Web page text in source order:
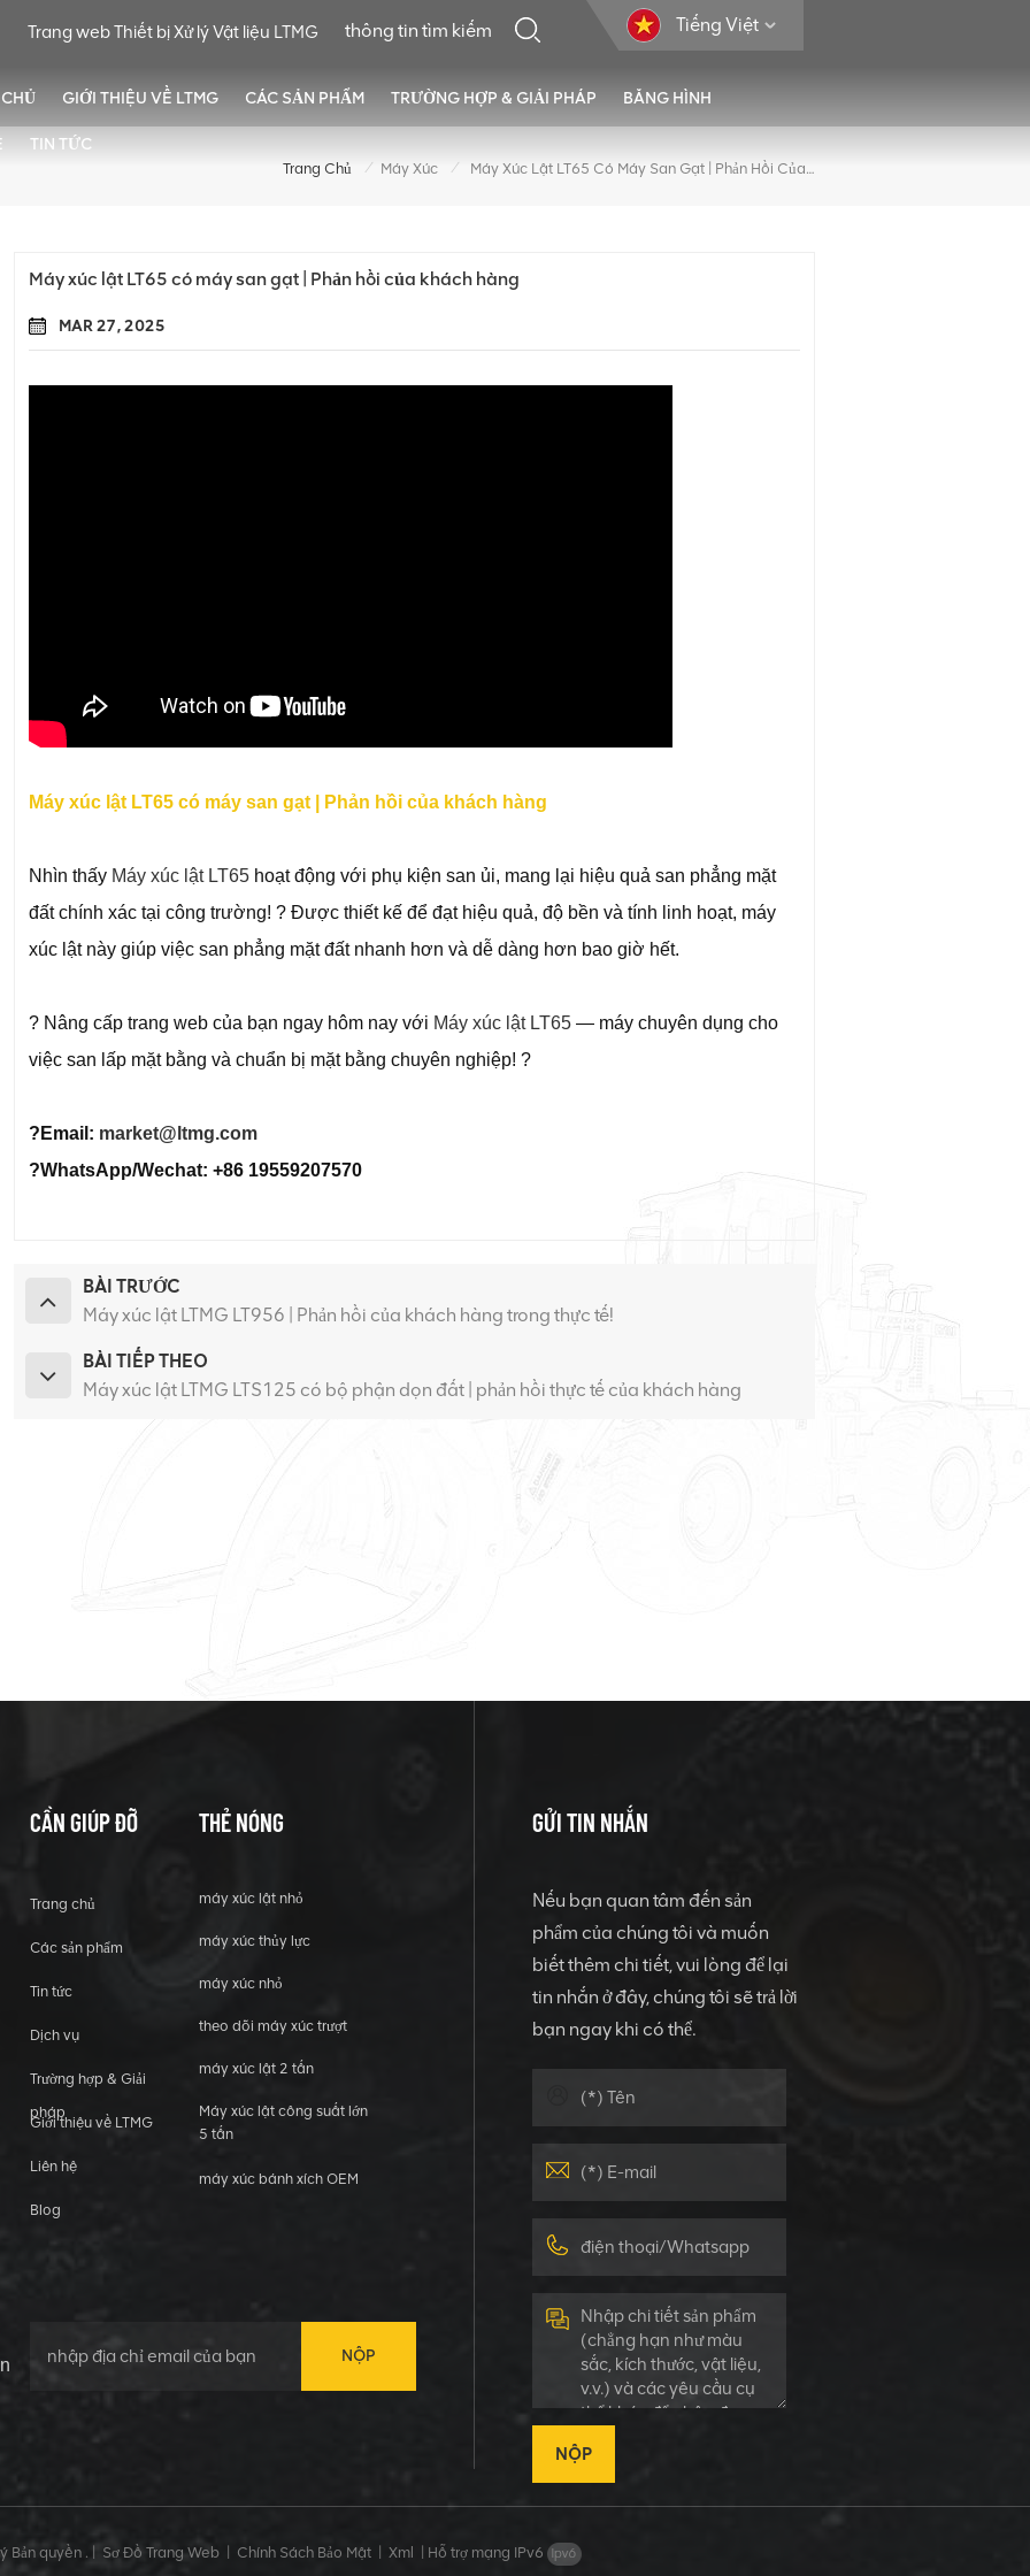
Tiếng Việt
Trang web Thiết bị Xử lý Vật liệu LTMG
GIỚI THIỆU VỀ LTMG CÁC SẢN PHẨM TRƯỜNG HỢP & GIẢI PHÁP BĂNG HÌNH
TIN TỨC
Trang Chủ / Máy Xúc / Máy Xúc Lật LT65 Có Máy San Gạt | Phản Hồi Của Khách Hàng
Máy xúc lật LT65 có máy san gạt | Phản hồi của khách hàng
MAR 27, 2025
Máy xúc lật LT65 có máy san gạt | Phản hồi của khách hàng
Nhìn thấy Máy xúc lật LT65hoạt động với phụ kiện san ủi, mang lại hiệu quả san phẳng mặt
đất chính xác tại công trường! ? Được thiết kế để đạt hiệu quả, độ bền và tính linh hoạt, máy
xúc lật này giúp việc san phẳng mặt đất nhanh hơn và dễ dàng hơn bao giờ hết.
? Nâng cấp trang web của bạn ngay hôm nay với Máy xúc lật LT65— máy chuyên dụng cho
việc san lấp mặt bằng và chuẩn bị mặt bằng chuyên nghiệp! ?
?Email: market@ltmg.com
?WhatsApp/Wechat: +86 19559207570
BÀI TRƯỚC
Máy xúc lật LTMG LT956 | Phản hồi của khách hàng trong thực tế!
BÀI TIẾP THEO
Máy xúc lật LTMG LTS125 có bộ phận dọn đất | phản hồi thực tế của khách hàng
CẦN GIÚP ĐỠ
Trang chủ
Các sản phẩm
Tin tức
Dịch vụ
Trường hợp & Giải
pháp
Giới thiệu về LTMG
Liên hệ
Blog
THẺ NÓNG
máy xúc lật nhỏ
máy xúc thủy lực
máy xúc nhỏ
theo dõi máy xúc trượt
máy xúc lật 2 tấn
Máy xúc lật công suất lớn
5 tấn
máy xúc bánh xích OEM
NỘP
GỬI TIN NHẮN
Nếu bạn quan tâm đến sản
phẩm của chúng tôi và muốn
biết thêm chi tiết, vui lòng để lại
tin nhắn ở đây, chúng tôi sẽ trả lời
bạn ngay khi có thể.
NỘP
quyền . | Sơ Đồ Trang Web Chính Sách Bảo Mật Xml
Hỗ trợ mạng IPv6